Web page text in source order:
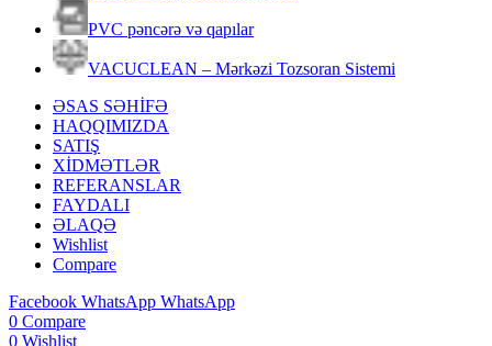
PVC pəncərə və qapılar
VACUCLEAN – Mərkəzi Tozsoran Sistemi
ƏSAS SƏHİFƏ
HAQQIMIZDA
SATIŞ
XİDMƏTLƏR
REFERANSLAR
FAYDALI
ƏLAQƏ
Wishlist
Compare
Facebook WhatsApp WhatsApp
0 Compare
0 Wishlist